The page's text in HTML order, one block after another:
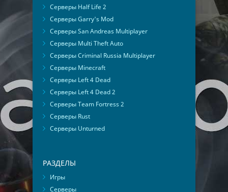
Серверы Half Life 2
Серверы Garry's Mod
Серверы San Andreas Multiplayer
Серверы Multi Theft Auto
Серверы Criminal Russia Multiplayer
Серверы Minecraft
Серверы Left 4 Dead
Серверы Left 4 Dead 2
Серверы Team Fortress 2
Серверы Rust
Серверы Unturned
РАЗДЕЛЫ
Игры
Серверы